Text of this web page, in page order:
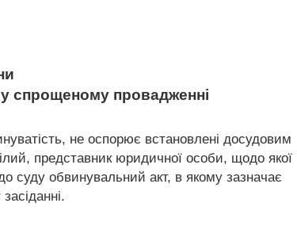
спрощеному провадженні
не оспорює встановлені досудовим
представник юридичної особи, щодо якої
суду обвинувальний акт, в якому зазначає